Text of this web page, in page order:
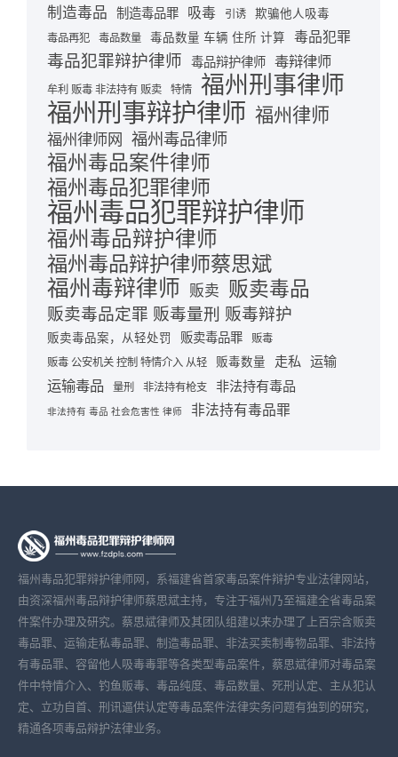
制造毒品 制造毒品罪 吸毒 引诱 欺骗他人吸毒
毒品再犯 毒品数量 毒品数量 车辆 住所 计算 毒品犯罪
毒品犯罪辩护律师 毒品辩护律师 毒辩律师
牟利 贩毒 非法持有 贩卖 特情 福州刑事律师
福州刑事辩护律师 福州律师
福州律师网 福州毒品律师
福州毒品案件律师
福州毒品犯罪律师
福州毒品犯罪辩护律师
福州毒品辩护律师
福州毒品辩护律师蔡思斌
福州毒辩律师 贩卖 贩卖毒品
贩卖毒品定罪 贩毒量刑 贩毒辩护
贩卖毒品案，从轻处罚 贩卖毒品罪
贩毒
贩毒 公安机关 控制 特情介入 从轻
贩毒数量 走私 运输
运输毒品 量刑 非法持有枪支 非法持有毒品
非法持有 毒品 社会危害性 律师 非法持有毒品罪
福州毒品犯罪辩护律师网，系福建省首家毒品案件辩护专业法律网站，
由资深福州毒品辩护律师蔡思斌主持，专注于福州乃至福建全省毒品案
件案件办理及研究。蔡思斌律师及其团队组建以来办理了上百宗含贩卖
毒品罪、运输走私毒品罪、制造毒品罪、非法买卖制毒物品罪、非法持
有毒品罪、容留他人吸毒毒罪等各类型毒品案件，蔡思斌律师对毒品案
件中特情介入、钓鱼贩毒、毒品纯度、毒品数量、死刑认定、主从犯认
定、立功自首、刑讯逼供认定等毒品案件法律实务问题有独到的研究，
精通各项毒品辩护法律业务。